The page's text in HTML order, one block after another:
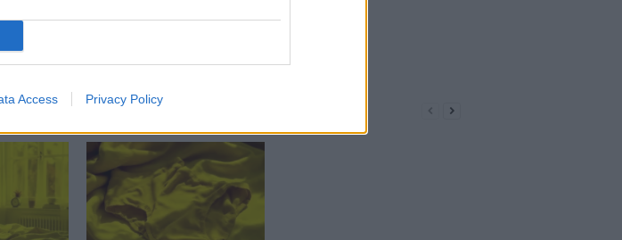
Access Privacy Policy